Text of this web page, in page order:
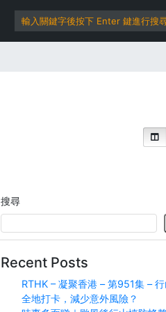
搜尋
Recent Posts
RTHK – 凝聚香港 – 第951集 –
全地打卡，減少意外風險？